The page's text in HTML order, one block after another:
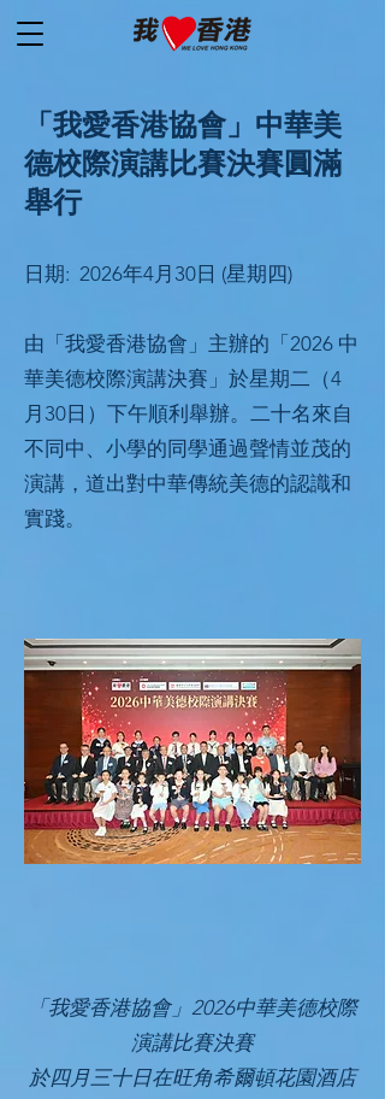
「我愛香港協會」中華美
德校際演講比賽決賽圓滿
舉行
日期: 2026年4月30日 (星期四)
由「我愛香港協會」主辦的「2026 中
華美德校際演講決賽」於星期二（4
月30日）下午順利舉辦。二十名來自
不同中、小學的同學通過聲情並茂的
演講，道出對中華傳統美德的認識和
實踐。
「我愛香港協會」2026中華美德校際
演講比賽決賽
於四月三十日在旺角希爾頓花園酒店